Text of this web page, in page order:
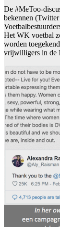
De #MeToo-
bekennen
Het WK voetbal
worden
vrijwilligers in de